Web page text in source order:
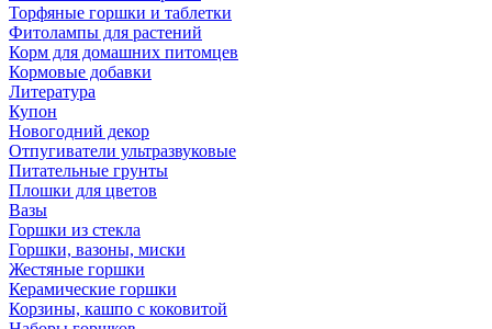
Торфяные горшки и таблетки
Фитолампы для растений
Корм для домашних питомцев
Кормовые добавки
Литература
Купон
Новогодний декор
Отпугиватели ультразвуковые
Питательные грунты
Плошки для цветов
Вазы
Горшки из стекла
Горшки, вазоны, миски
Жестяные горшки
Керамические горшки
Корзины, кашпо с коковитой